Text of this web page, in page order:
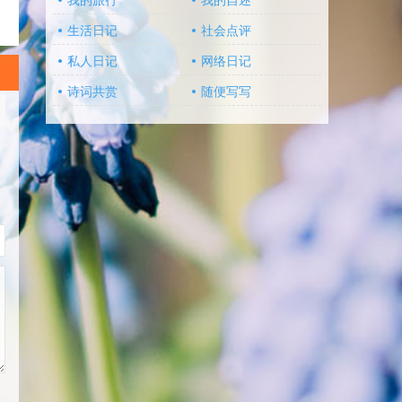
生活日记 社会点评
私人日记 网络日记
诗词共赏 随便写写